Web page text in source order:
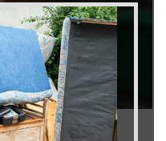
et cave 79